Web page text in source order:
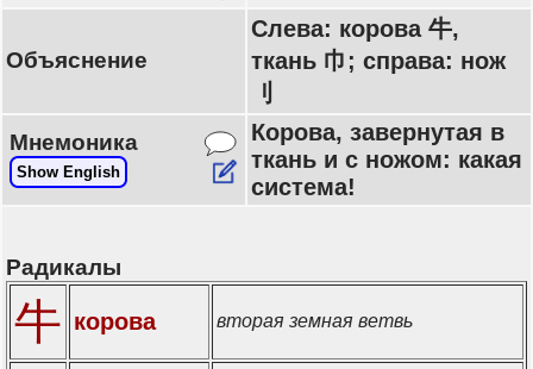
Объяснение
Слева: корова 牛,
ткань 巾; справа: нож
刂
Мнемоника
Show English
Корова, завернутая в
ткань и с ножом: какая
система!
Радикалы
牛 корова вторая земная ветвь